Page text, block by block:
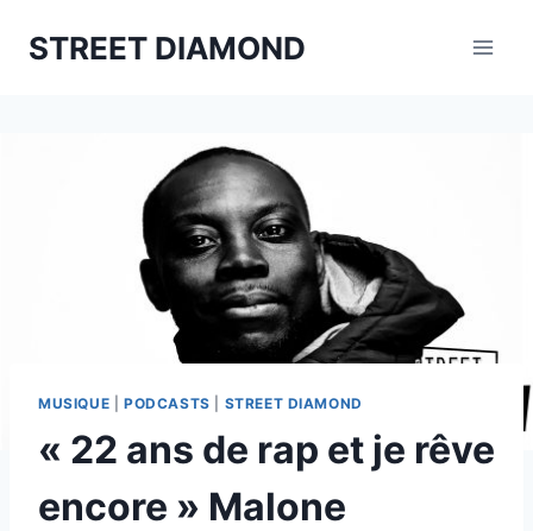
STREET DIAMOND
MUSIQUE PODCASTS STREET DIAMOND
« 22 ans de rap et je rêve
encore » Malone